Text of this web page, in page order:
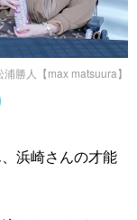
浦勝人【max matsuura】
浜崎さんの才能